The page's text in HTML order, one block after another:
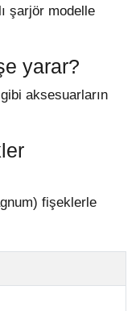
şarjör modelle
yarar?
aksesuarların
fişeklerle